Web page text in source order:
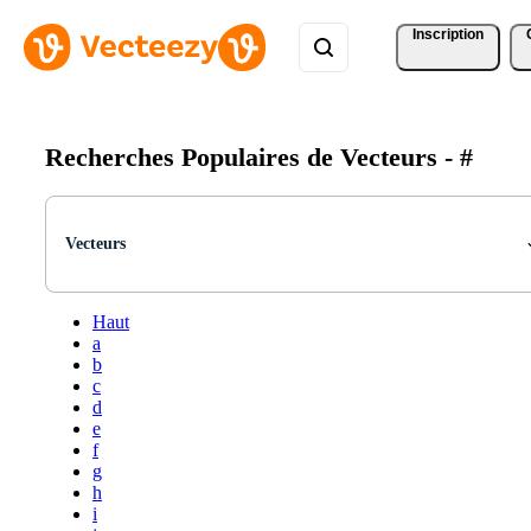
Inscription
Recherches Populaires de Vecteurs - #
Vecteurs
Haut
a
b
c
d
e
f
g
h
i